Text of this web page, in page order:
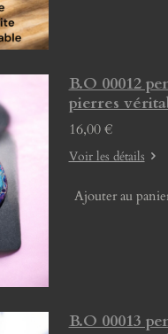
B.O 00012
pierres
16,00 €
Voir les détails
Ajouter au
B.O 00013